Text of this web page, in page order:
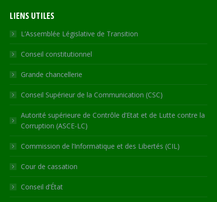
opens
in
new
window
opens
in
new
window
opens
in
new
window
in
new
window
opens
in
new
LIENS UTILES
L’Assemblée Législative de Transition
Conseil constitutionnel
Grande chancellerie
Conseil Supérieur de la Communication (CSC)
Autorité supérieure de Contrôle d’Etat et de Lutte contre la
Corruption (ASCE-LC)
Commission de l’Informatique et des Libertés (CIL)
Cour de cassation
Conseil d’État